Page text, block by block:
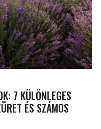
7 KÜLÖNLEGES
ÉS SZÁMOS